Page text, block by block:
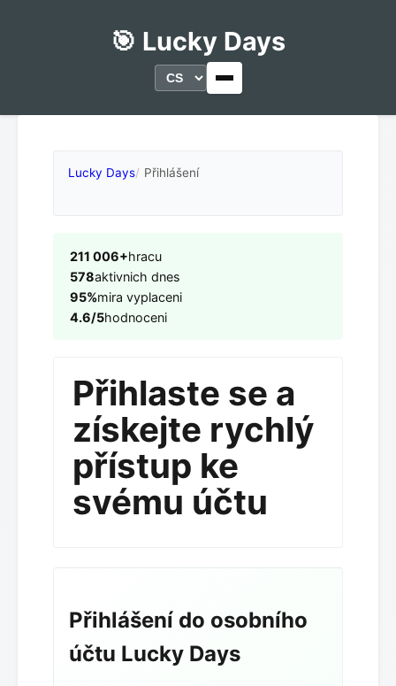
🎯 Lucky Days
Lucky Days Přihlášení
211 006+hracu
578aktivnich dnes
95%mira vyplaceni
4.6/5hodnoceni
Přihlaste se a
získejte rychlý
přístup ke
svému účtu
Přihlášení do osobního
účtu Lucky Days